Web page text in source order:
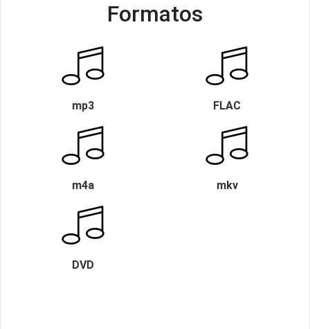
Formatos
mp3 FLAC
m4a mkv
DVD